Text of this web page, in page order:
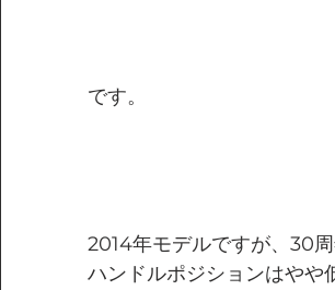
です。
2014年モデルですが、30
ハンドルポジションはやや